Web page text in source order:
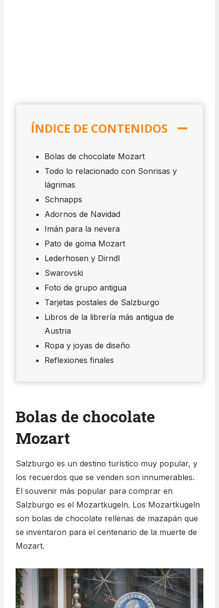
ÍNDICE DE CONTENIDOS
Bolas de chocolate Mozart
Todo lo relacionado con Sonrisas y
lágrimas
Schnapps
Adornos de Navidad
Imán para la nevera
Pato de goma Mozart
Lederhosen y Dirndl
Swarovski
Foto de grupo antigua
Tarjetas postales de Salzburgo
Libros de la librería más antigua de
Austria
Ropa y joyas de diseño
Reflexiones finales
Bolas de chocolate
Mozart
Salzburgo es un destino turístico muy popular, y
los recuerdos que se venden son innumerables.
El souvenir más popular para comprar en
Salzburgo es el Mozartkugeln. Los Mozartkugeln
son bolas de chocolate rellenas de mazapán que
se inventaron para el centenario de la muerte de
Mozart.